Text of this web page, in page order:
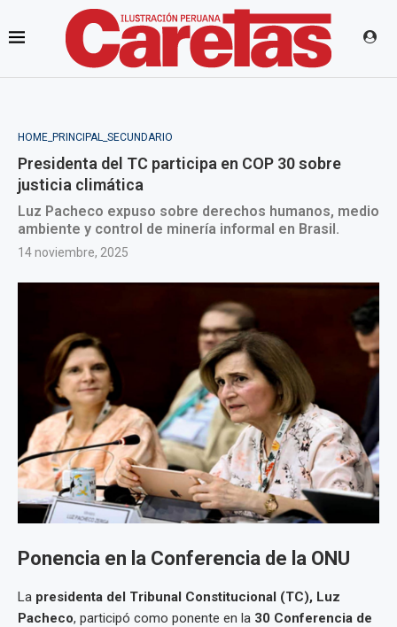
HOME_PRINCIPAL_SECUNDARIO
Presidenta del TC participa en COP 30 sobre
justicia climática
Luz Pacheco expuso sobre derechos humanos, medio
ambiente y control de minería informal en Brasil.
14 noviembre, 2025
Ponencia en la Conferencia de la ONU
La presidenta del Tribunal Constitucional (TC), Luz
Pacheco, participó como ponente en la 30 Conferencia de